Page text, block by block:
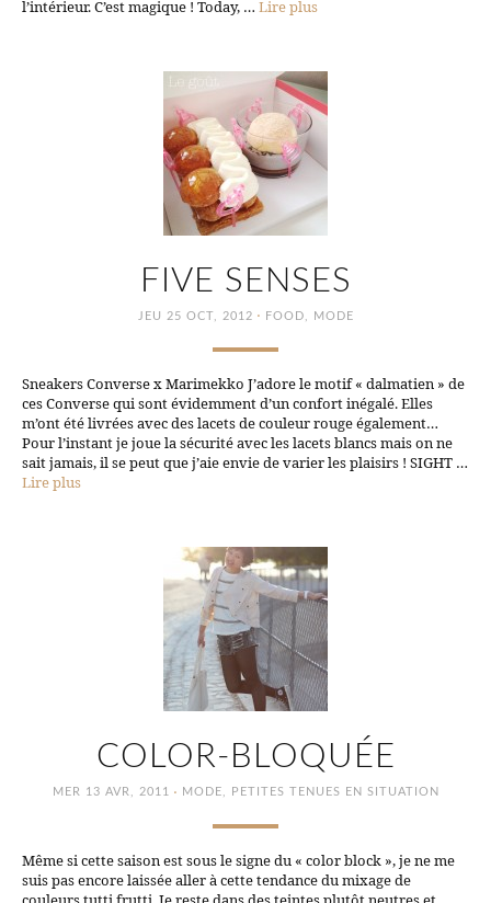
l’intérieur. C’est magique ! Today, … Lire plus
FIVE SENSES
JEU 25 OCT, 2012 · FOOD MODE
Sneakers Converse x Marimekko J’adore le motif « dalmatien » de
ces Converse qui sont évidemment d’un confort inégalé. Elles
m’ont été livrées avec des lacets de couleur rouge également…
Pour l’instant je joue la sécurité avec les lacets blancs mais on ne
sait jamais, il se peut que j’aie envie de varier les plaisirs ! SIGHT …
Lire plus
COLOR-BLOQUÉE
MER 13 AVR, 2011 · MODE, PETITES TENUES EN SITUATION
Même si cette saison est sous le signe du « color block », je ne me
suis pas encore laissée aller à cette tendance du mixage de